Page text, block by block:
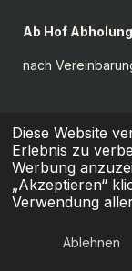
Diese Website
Erlebnis zu
Werbung
„Akzeptieren“
Verwendung
Ablehnen
Ab Hof Abholung
nach
Impressum
AGB
E-Mail